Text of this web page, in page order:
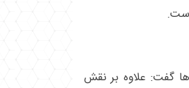
گفت: علاوه بر نقش